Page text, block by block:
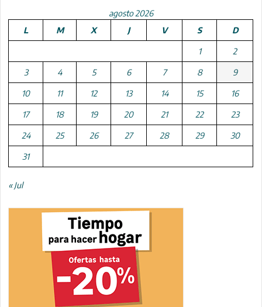
agosto 2026
L
M X J V S D
1 2
3 4 5 6 7 8 9
10 11 12 13 14 15 16
17 18 19 20 21 22 23
24 25 26 27 28 29 30
31
« Jul